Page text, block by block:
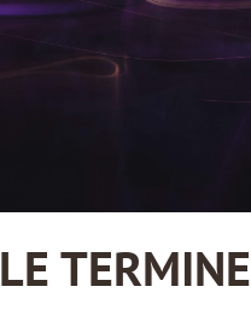
TERMINE